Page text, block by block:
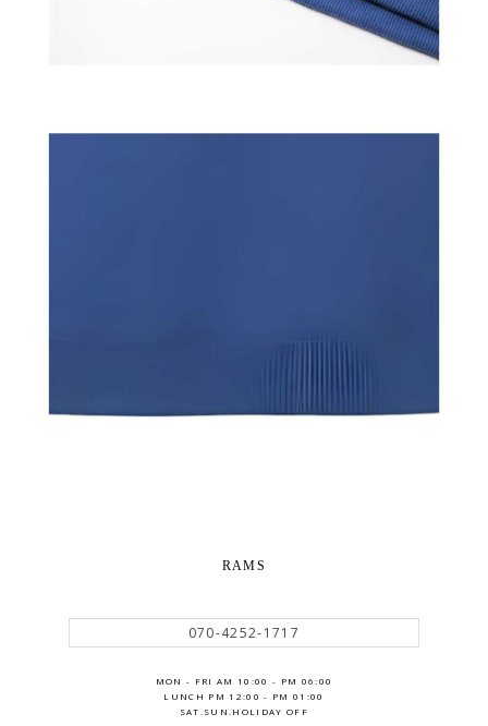
RAMS
070-4252-1717
MON - FRI AM 10:00 - PM 06:00
LUNCH PM 12:00 - PM 01:00
SAT.SUN.HOLIDAY OFF